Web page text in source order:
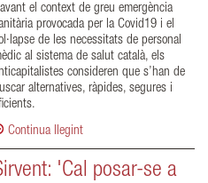
el context de greu emergència
provocada per la Covid19 i el
de les necessitats de personal
al sistema de salut català, els
consideren que s’han de
alternatives, ràpides, segures i
Continua llegint
'Cal posar-se a